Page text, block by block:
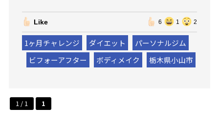
Like 6 1 2
1ヶ月チャレンジ ダイエット
パーソナルジム
ビフォーアフター
ボディメイク 栃木県小山市
1 / 1 1